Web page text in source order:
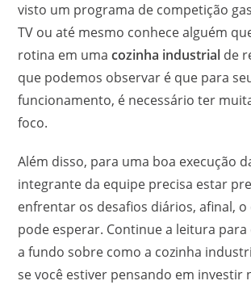
visto um programa de competição
TV ou até mesmo conhece alguém
rotina em umacozinha industrial de
que podemos observar é que para
funcionamento, é necessário ter
foco.
Além disso, para uma boa execução
integrante da equipe precisa estar
enfrentar os desafios diários, afinal, o
pode esperar. Continue a leitura para
a fundo sobre como a cozinha
se você estiver pensando em investir